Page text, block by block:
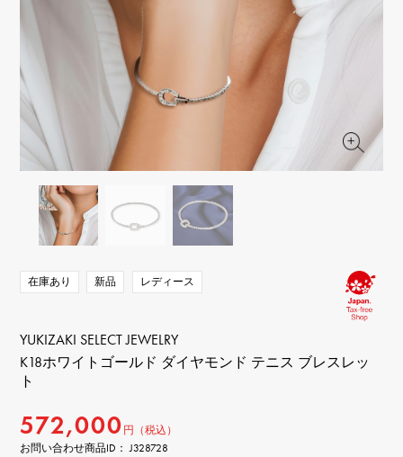
AUDEMARS PIGUET
オーデマ・ピゲ
JAEGER LE COULTRE
ジャガー・ルクルト
CHANEL
シャネル
Cartier
カルティエ
HARRY WINSTON
ハリー・ウィンストン
BVLGARI
ブルガリ
ZENITH
ゼニス
TAG HEUER
タグホイヤー
DUNAMIS
デュナミス
VINTAGE WATCH
ANGLER
アングラー
ETERNITY
エタニティ
HIMAWARI YUKIZAKI BACHIKAN
ゆきざき バチカン
USED NOMBRE
ノンブル認定中古
USED ALPHA
アルファ認定中古
オリジナルジュエリー一覧へ
在庫あり 新品 レディース
YUKIZAKI SELECT JEWELRY
K18ホワイトゴールド ダイヤモンド テニス ブレスレッ
ト
572,000 円（税込）
お問い合わせ商品ID： J328728